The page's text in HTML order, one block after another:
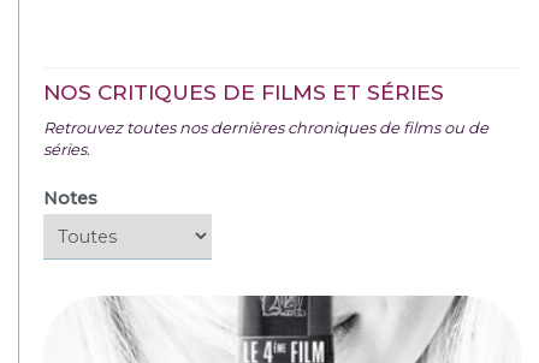
NOS CRITIQUES DE FILMS ET SÉRIES
Retrouvez toutes nos dernières chroniques de films ou de
séries.
Notes